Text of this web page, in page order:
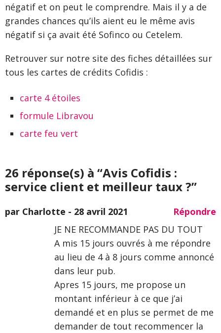
négatif et on peut le comprendre. Mais il y a de
grandes chances qu’ils aient eu le même avis
négatif si ça avait été Sofinco ou Cetelem.
Retrouver sur notre site des fiches détaillées sur
tous les cartes de crédits Cofidis :
carte 4 étoiles
formule Libravou
carte feu vert
26 réponse(s) à “Avis Cofidis :
service client et meilleur taux ?”
par Charlotte - 28 avril 2021
Répondre
JE NE RECOMMANDE PAS DU TOUT
A mis 15 jours ouvrés à me répondre
au lieu de 4 à 8 jours comme annoncé
dans leur pub.
Apres 15 jours, me propose un
montant inférieur à ce que j’ai
demandé et en plus se permet de me
demander de tout recommencer la